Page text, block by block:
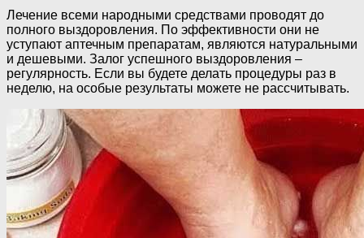
Лечение всеми народными средствами проводят до
полного выздоровления. По эффективности они не
уступают аптечным препаратам, являются натуральными
и дешевыми. Залог успешного выздоровления –
регулярность. Если вы будете делать процедуры раз в
неделю, на особые результаты можете не рассчитывать.